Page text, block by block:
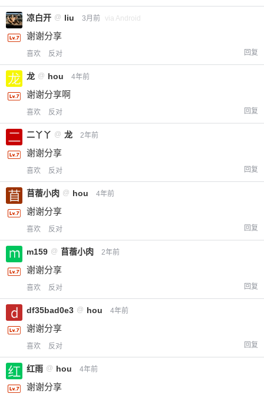
凉白开 @ liu 3月前 via Android
谢谢分享
喜欢 反对 回复
龙 @ hou 4年前
谢谢分享啊
喜欢 反对 回复
二丫丫 @ 龙 2年前
谢谢分享
喜欢 反对 回复
苜蓿小肉 @ hou 4年前
谢谢分享
喜欢 反对 回复
m159 @ 苜蓿小肉 2年前
谢谢分享
喜欢 反对 回复
df35bad0e3 @ hou 4年前
谢谢分享
喜欢 反对 回复
红雨 @ hou 4年前
谢谢分享